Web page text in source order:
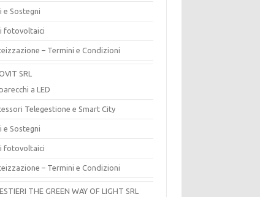
e Sostegni
fotovoltaici
– Termini e Condizioni
SRL
a LED
Telegestione e Smart City
e Sostegni
fotovoltaici
– Termini e Condizioni
THE GREEN WAY OF LIGHT SRL